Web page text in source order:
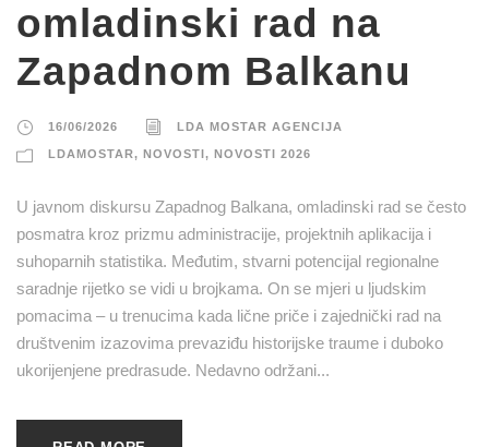
omladinski rad na
Zapadnom Balkanu
16/06/2026 LDA MOSTAR AGENCIJA
LDAMOSTAR, NOVOSTI , NOVOSTI 2026
U javnom diskursu Zapadnog Balkana, omladinski rad se često
posmatra kroz prizmu administracije, projektnih aplikacija i
suhoparnih statistika. Međutim, stvarni potencijal regionalne
saradnje rijetko se vidi u brojkama. On se mjeri u ljudskim
pomacima – u trenucima kada lične priče i zajednički rad na
društvenim izazovima prevaziđu historijske traume i duboko
ukorijenjene predrasude. Nedavno održani...